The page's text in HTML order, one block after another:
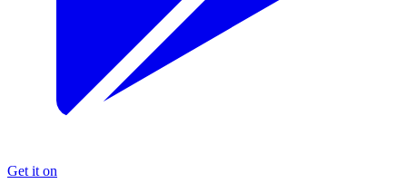
Get it on